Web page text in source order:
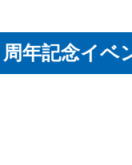
年記念イベ